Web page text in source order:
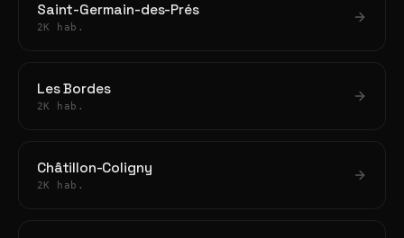
Saint-Germain-des-Prés
2K hab.
Les Bordes
2K hab.
Châtillon-Coligny
2K hab.